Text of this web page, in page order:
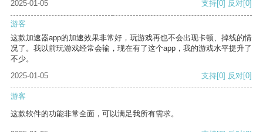
2025-01-05
支持[0] 反对[0]
游客
这款加速器app的加速效果非常好，玩游戏再也不会出现卡顿、掉线的情
况了。我以前玩游戏经常会输，现在有了这个app，我的游戏水平提升了
不少。
2025-01-05
支持[0] 反对[0]
游客
这款软件的功能非常全面，可以满足我所有需求。